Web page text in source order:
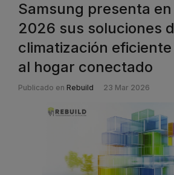
Samsung presenta en
2026 sus soluciones
climatización
al hogar conectado
Publicado en Rebuild 23 Mar 2026